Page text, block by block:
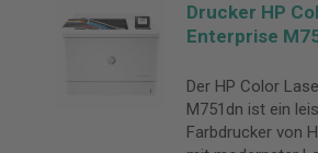
Drucker HP
Enterprise
Der HP Color
M751dn ist ein
Farbdrucker von